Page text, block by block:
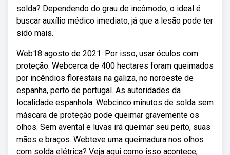
solda? Dependendo do grau de incômodo, o ideal é
buscar auxílio médico imediato, já que a lesão pode ter
sido mais.
Web18 agosto de 2021. Por isso, usar óculos com
proteção. Webcerca de 400 hectares foram queimados
por incêndios florestais na galiza, no noroeste de
espanha, perto de portugal. As autoridades da
localidade espanhola. Webcinco minutos de solda sem
máscara de proteção pode queimar gravemente os
olhos. Sem avental e luvas irá queimar seu peito, suas
mãos e braços. Webteve uma queimadura nos olhos
com solda elétrica? Veja aqui como isso acontece,